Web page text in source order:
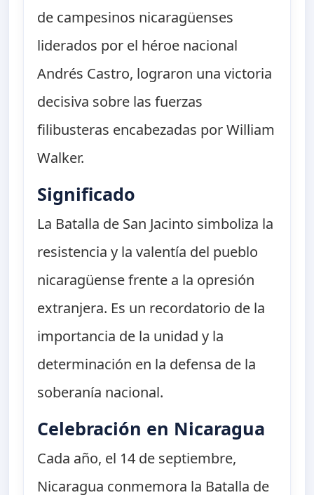
de campesinos nicaragüenses
liderados por el héroe nacional
Andrés Castro, lograron una victoria
decisiva sobre las fuerzas
filibusteras encabezadas por William
Walker.
Significado
La Batalla de San Jacinto simboliza la
resistencia y la valentía del pueblo
nicaragüense frente a la opresión
extranjera. Es un recordatorio de la
importancia de la unidad y la
determinación en la defensa de la
soberanía nacional.
Celebración en Nicaragua
Cada año, el 14 de septiembre,
Nicaragua conmemora la Batalla de